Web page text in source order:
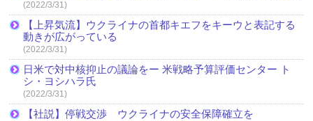
(2022/3/31)
【上昇気流】ウクライナの首都キエフをキーウと表記する
動きが広がっている
(2022/3/31)
日米で対中核抑止の議論をー 米戦略予算評価センター ト
シ・ヨシハラ氏
(2022/3/31)
【社説】停戦交渉 ウクライナの安全保障確立を